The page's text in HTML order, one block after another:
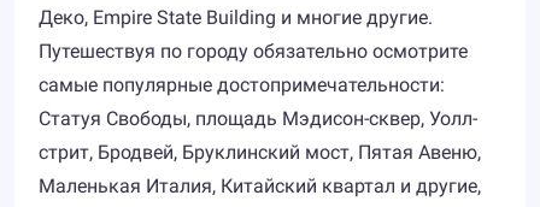
Деко, Empire State Building и многие другие.
Путешествуя по городу обязательно осмотрите
самые популярные достопримечательности:
Статуя Свободы, площадь Мэдисон-сквер, Уолл-
стрит, Бродвей, Бруклинский мост, Пятая Авеню,
Маленькая Италия, Китайский квартал и другие,